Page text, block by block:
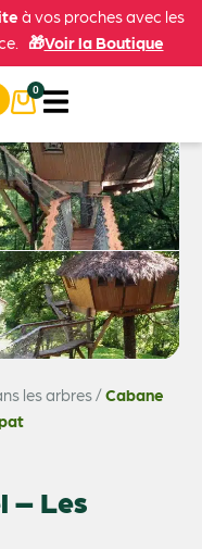
à vos proches avec les
🎁Voir la Boutique
0
les 19 photos
les arbres/Cabane
– Les